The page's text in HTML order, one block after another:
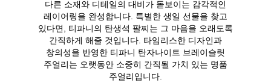
다른 소재와 디테일의 대비가 돋보이는 감각적인
레이어링을 완성합니다. 특별한 생일 선물을 찾고
있다면, 티파니의 탄생석 팔찌는 그 마음을 오래도록
간직하게 해줄 것입니다. 타임리스한 디자인과
창의성을 반영한 티파니 탄자나이트 브레이슬릿
주얼리는 오랫동안 소중히 간직될 가치 있는 명품
주얼리입니다.